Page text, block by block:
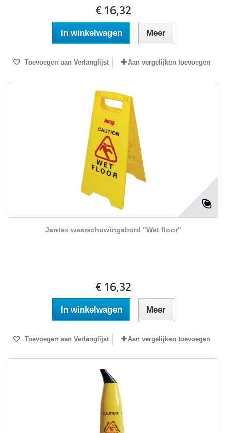
€ 16,32
In winkelwagen Meer
Toevoegen aan Verlanglijst Aan vergelijken toevoegen
Jantex waarschuwingsbord "Wet floor"
€ 16,32
In winkelwagen Meer
Toevoegen aan Verlanglijst Aan vergelijken toevoegen